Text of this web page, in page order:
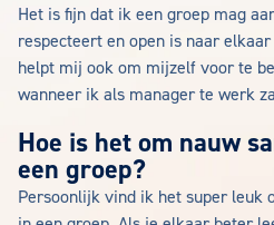
Het is fijn dat ik een groep mag
respecteert en open is naar
helpt mij ook om mijzelf voor te
wanneer ik als manager te werk
Hoe is het om nauw
een groep?
Persoonlijk vind ik het super leuk